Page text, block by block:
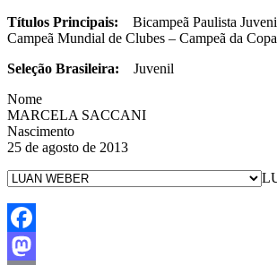
Títulos Principais: Bicampeã Paulista
Campeã Mundial de Clubes – Campeã da
Seleção Brasileira: Juvenil
Nome
MARCELA SACCANI
Nascimento
25 de agosto de 2013
Facebook